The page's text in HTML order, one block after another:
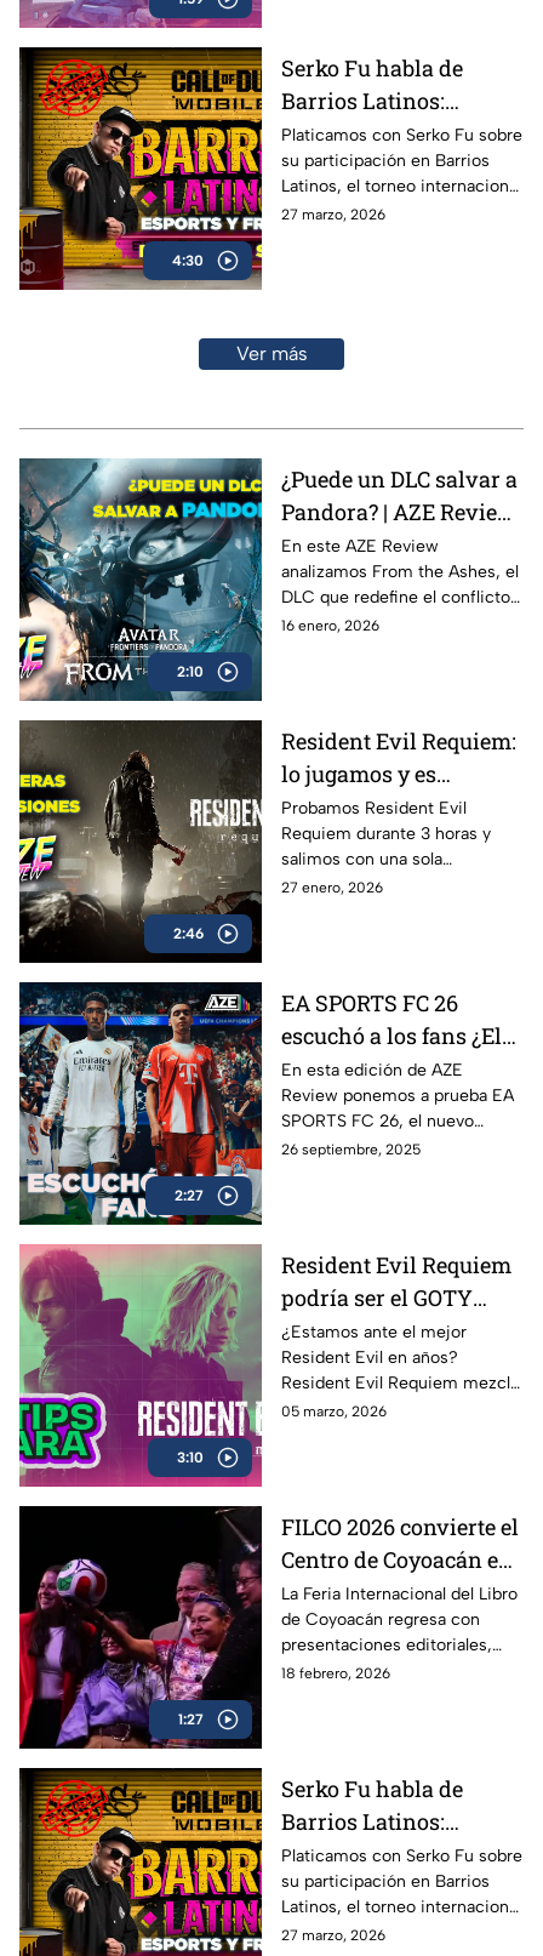
4:30
Serko Fu habla de
Barrios Latinos:
esports, freestyle y Call
of Duty Mobile |
Entrevista AZE
Platicamos con Serko Fu sobre
su participación en Barrios
Latinos, el torneo internacional
de Call of Duty: Mobile que
27 marzo, 2026
Ver más
2:10
¿Puede un DLC salvar a
Pandora? | AZE Review
– Avatar: Frontiers of
Pandora - From the
Ashes
En este AZE Review
analizamos From the Ashes, el
DLC que redefine el conflicto
entre los Na’vi y la RDA
16 enero, 2026
2:46
Resident Evil Requiem:
lo jugamos y es
BRUTAL | Primeras
impresiones AZE
Review
Probamos Resident Evil
Requiem durante 3 horas y
salimos con una sola
conclusión: Capcom está
27 enero, 2026
2:27
EA SPORTS FC 26
escuchó a los fans ¿El
mejor de la saga? | AZE
Review
En esta edición de AZE
Review ponemos a prueba EA
SPORTS FC 26, el nuevo
capítulo de la saga futbolera
26 septiembre, 2025
3:10
Resident Evil Requiem
podría ser el GOTY
2026… y estos 5 tips lo
demuestran
¿Estamos ante el mejor
Resident Evil en años?
Resident Evil Requiem mezcla
terror psicológico y acción
05 marzo, 2026
1:27
FILCO 2026 convierte el
Centro de Coyoacán en
epicentro cultural
La Feria Internacional del Libro
de Coyoacán regresa con
presentaciones editoriales,
firmas de autores y actividades
18 febrero, 2026
Serko Fu habla de
Barrios Latinos:
esports, freestyle y Call
of Duty Mobile |
Entrevista AZE
Platicamos con Serko Fu sobre
su participación en Barrios
Latinos, el torneo internacional
de Call of Duty: Mobile que
27 marzo, 2026